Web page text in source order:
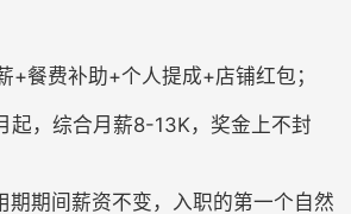
+餐费补助+个人提成+店铺红包；
起，综合月薪8-13K，奖金上不封
期期间薪资不变，入职的第一个自然